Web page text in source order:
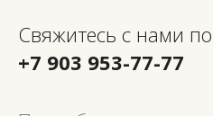
Свяжитесь с нами
+7 903 953-77-77